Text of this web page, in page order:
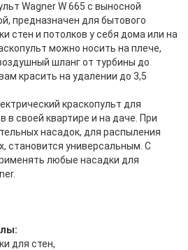
Wagner W 665 с выносной
предназначен для бытового
стен и потолков у себя дома или на
можно носить на плече,
шланг от турбины до
красить на удалении до 3,5
краскопульт для
в своей квартире и на даче. При
насадок, для распыления
становится универсальным. С
любые насадки для
для стен,